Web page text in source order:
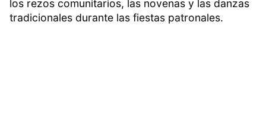
los rezos comunitarios, las novenas y las danzas
tradicionales durante las fiestas patronales.